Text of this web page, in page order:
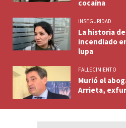
cocaína
INSEGURIDAD
La historia
incendiado
lupa
FALLECIMIENTO
Murió el
Arrieta,